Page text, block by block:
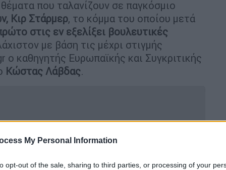
My Personal Information
opt-out of the sale, sharing to third parties, or processing of your
που ταλανίζουν σε παγκόσμιο
Κιρ Στάρμερ, το κόμμα του οποίου μετά
στις εν εξελίξει βουλευτικές
με βάση τις μέχρι στιγμής
καθηγητής Ευρωπαϊκής και Συγκριτικής
Κώστας Λάβδας.
ο Μακρόν πριν τον β' γύρο των
η στάση του